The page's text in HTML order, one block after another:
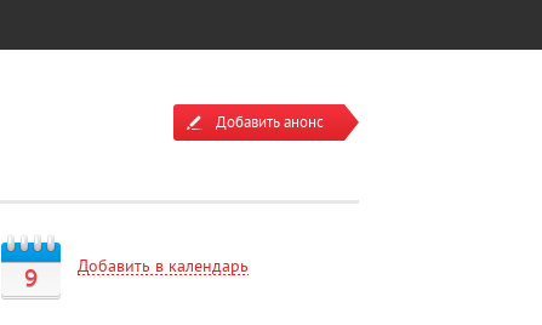
Добавить анонс
9 Добавить в календарь